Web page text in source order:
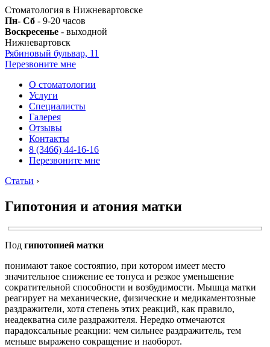
Стоматология в Нижневартовске
Пн- Сб - 9-20 часов
Воскресенье - выходной
Нижневартовск
Рябиновый бульвар, 11
Перезвоните мне
О стоматологии
Услуги
Специалисты
Галерея
Отзывы
Контакты
8 (3466) 44-16-16
Перезвоните мне
Статьи ›
Гипотония и атония матки
Под гипотопией матки
понимают такое состояпио, при котором имеет место
значительное снижение ее тонуса и резкое уменьшение
сократительной способности и возбудимости. Мышца матки
реагирует на механические, физические и медикаментозные
раздражители, хотя степень этих реакций, как правило,
неадекватна силе раздражителя. Нередко отмечаются
парадоксальные реакции: чем сильнее раздражитель, тем
меньше выражено сокращение и наоборот.